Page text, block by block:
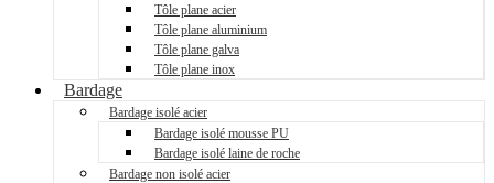
Tôle plane acier
Tôle plane aluminium
Tôle plane galva
Tôle plane inox
Bardage
Bardage isolé acier
Bardage isolé mousse PU
Bardage isolé laine de roche
Bardage non isolé acier